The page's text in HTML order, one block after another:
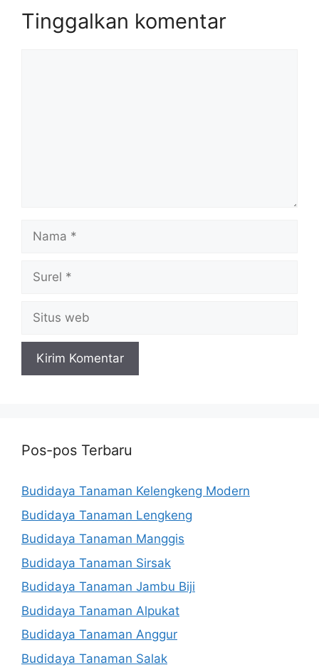
Tinggalkan komentar
Nama
Surel
Situs
web
Pos-pos Terbaru
Budidaya Tanaman Kelengkeng Modern
Budidaya Tanaman Lengkeng
Budidaya Tanaman Manggis
Budidaya Tanaman Sirsak
Budidaya Tanaman Jambu Biji
Budidaya Tanaman Alpukat
Budidaya Tanaman Anggur
Budidaya Tanaman Salak